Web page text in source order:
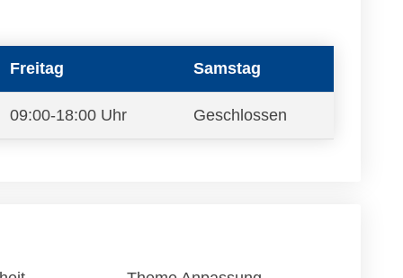
Freitag Samstag
09:00-18:00 Uhr Geschlossen